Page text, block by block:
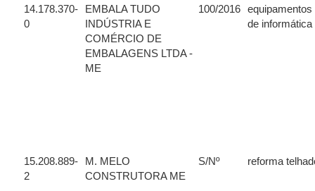
14.178.370-
0
EMBALA TUDO
INDÚSTRIA E
COMÉRCIO DE
EMBALAGENS LTDA -
ME
100/2016
equipamentos
de informática
15.208.889-
2
M. MELO
CONSTRUTORA ME
S/Nº reforma